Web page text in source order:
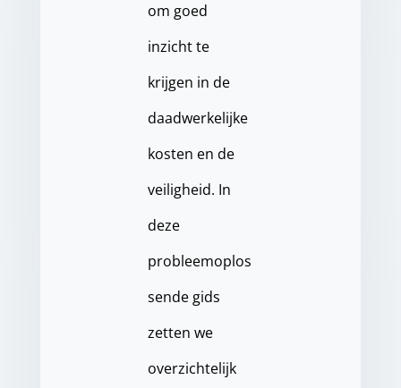
om goed
inzicht te
krijgen in de
daadwerkelijke
kosten en de
veiligheid. In
deze
probleemoplos
sende gids
zetten we
overzichtelijk